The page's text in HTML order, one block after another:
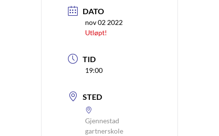
DATO
nov 02 2022
Utløpt!
TID
19:00
STED
Gjennestad
gartnerskole